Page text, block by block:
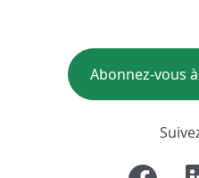
Abonnez-vous